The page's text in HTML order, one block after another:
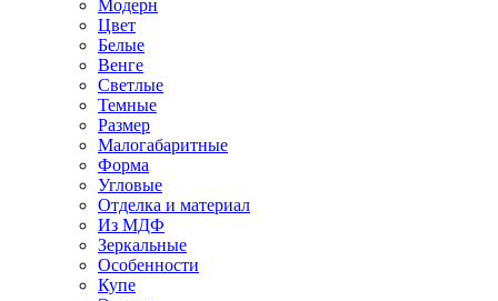
Модерн
Цвет
Белые
Венге
Светлые
Темные
Размер
Малогабаритные
Форма
Угловые
Отделка и материал
Из МДФ
Зеркальные
Особенности
Купе